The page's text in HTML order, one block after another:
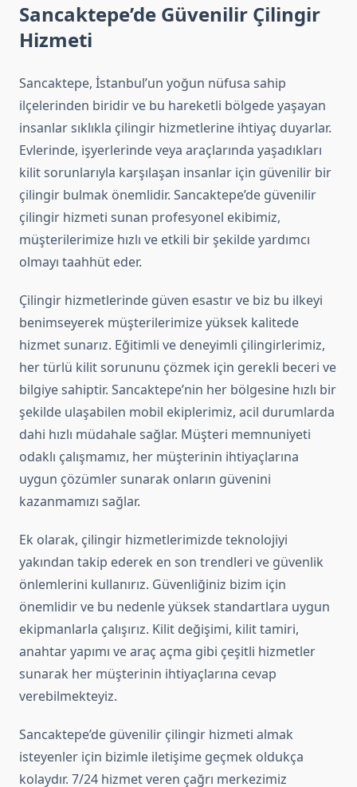
Sancaktepe’de Güvenilir Çilingir
Hizmeti
Sancaktepe, İstanbul’un yoğun nüfusa sahip
ilçelerinden biridir ve bu hareketli bölgede yaşayan
insanlar sıklıkla çilingir hizmetlerine ihtiyaç duyarlar.
Evlerinde, işyerlerinde veya araçlarında yaşadıkları
kilit sorunlarıyla karşılaşan insanlar için güvenilir bir
çilingir bulmak önemlidir. Sancaktepe’de güvenilir
çilingir hizmeti sunan profesyonel ekibimiz,
müşterilerimize hızlı ve etkili bir şekilde yardımcı
olmayı taahhüt eder.
Çilingir hizmetlerinde güven esastır ve biz bu ilkeyi
benimseyerek müşterilerimize yüksek kalitede
hizmet sunarız. Eğitimli ve deneyimli çilingirlerimiz,
her türlü kilit sorununu çözmek için gerekli beceri ve
bilgiye sahiptir. Sancaktepe’nin her bölgesine hızlı bir
şekilde ulaşabilen mobil ekiplerimiz, acil durumlarda
dahi hızlı müdahale sağlar. Müşteri memnuniyeti
odaklı çalışmamız, her müşterinin ihtiyaçlarına
uygun çözümler sunarak onların güvenini
kazanmamızı sağlar.
Ek olarak, çilingir hizmetlerimizde teknolojiyi
yakından takip ederek en son trendleri ve güvenlik
önlemlerini kullanırız. Güvenliğiniz bizim için
önemlidir ve bu nedenle yüksek standartlara uygun
ekipmanlarla çalışırız. Kilit değişimi, kilit tamiri,
anahtar yapımı ve araç açma gibi çeşitli hizmetler
sunarak her müşterinin ihtiyaçlarına cevap
verebilmekteyiz.
Sancaktepe’de güvenilir çilingir hizmeti almak
isteyenler için bizimle iletişime geçmek oldukça
kolaydır. 7/24 hizmet veren çağrı merkezimiz